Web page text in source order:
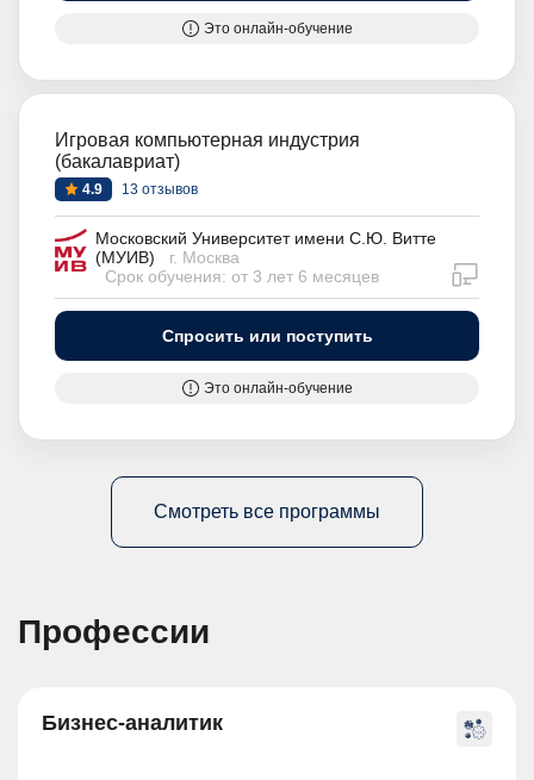
Это онлайн-обучение
Игровая компьютерная индустрия
(бакалавриат)
4.9 13 отзывов
Московский Университет имени С.Ю. Витте
(МУИВ)
г. Москва
Срок обучения: от 3 лет 6 месяцев
Спросить или поступить
Это онлайн-обучение
Смотреть все программы
Профессии
Бизнес-аналитик